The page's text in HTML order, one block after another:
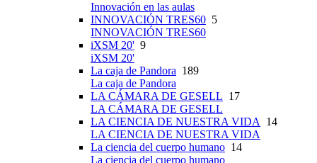
Innovación en las aulas
INNOVACIÓN TRES60 5
INNOVACIÓN TRES60
iXSM 20' 9
iXSM 20'
La caja de Pandora 189
La caja de Pandora
LA CÁMARA DE GESELL 17
LA CÁMARA DE GESELL
LA CIENCIA DE NUESTRA VIDA
14
LA CIENCIA DE NUESTRA VIDA
La ciencia del cuerpo humano 14
La ciencia del cuerpo humano